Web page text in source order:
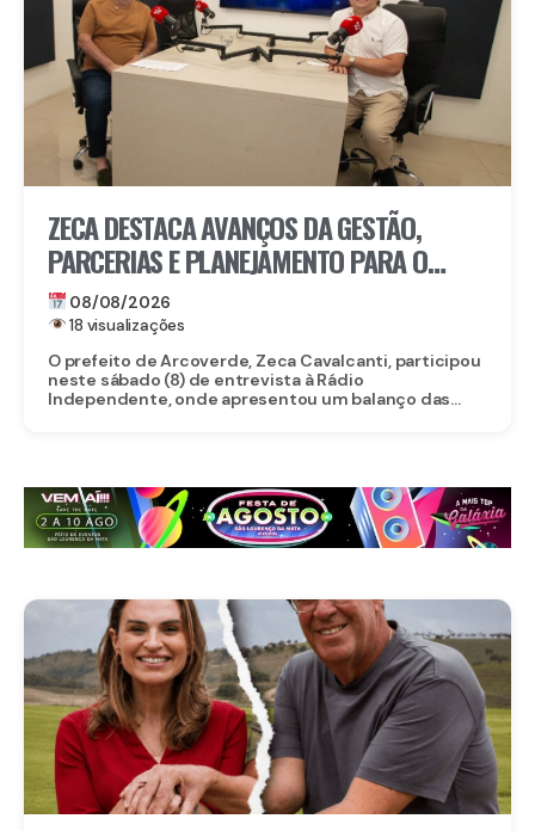
ZECA DESTACA AVANÇOS DA GESTÃO,
PARCERIAS E PLANEJAMENTO PARA O
FUTURO DE ARCOVERDE
08/08/2026
18 visualizações
O prefeito de Arcoverde, Zeca Cavalcanti, participou
neste sábado (8) de entrevista à Rádio
Independente, onde apresentou um balanço das...